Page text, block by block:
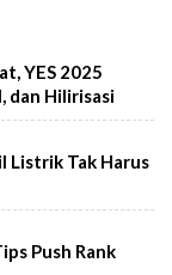
YES 2025
dan Hilirisasi
Listrik Tak Harus
Push Rank